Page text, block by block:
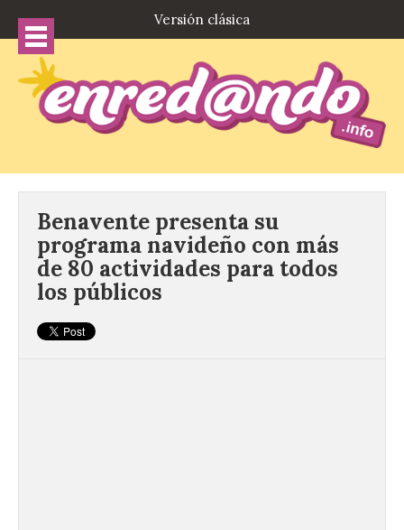
Versión clásica
Benavente presenta su
programa navideño con más
de 80 actividades para todos
los públicos